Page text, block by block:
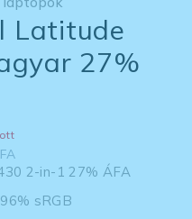
Latitude
27%
2-in-1 27% ÁFA
sRGB